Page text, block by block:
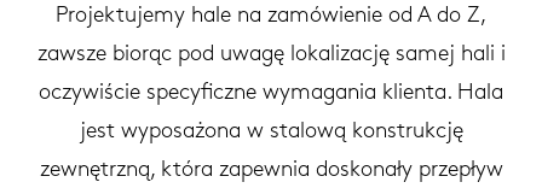
Projektujemy hale na zamówienie od A do Z,
zawsze biorąc pod uwagę lokalizację samej hali i
oczywiście specyficzne wymagania klienta. Hala
jest wyposażona w stalową konstrukcję
zewnętrzną, która zapewnia doskonały przepływ